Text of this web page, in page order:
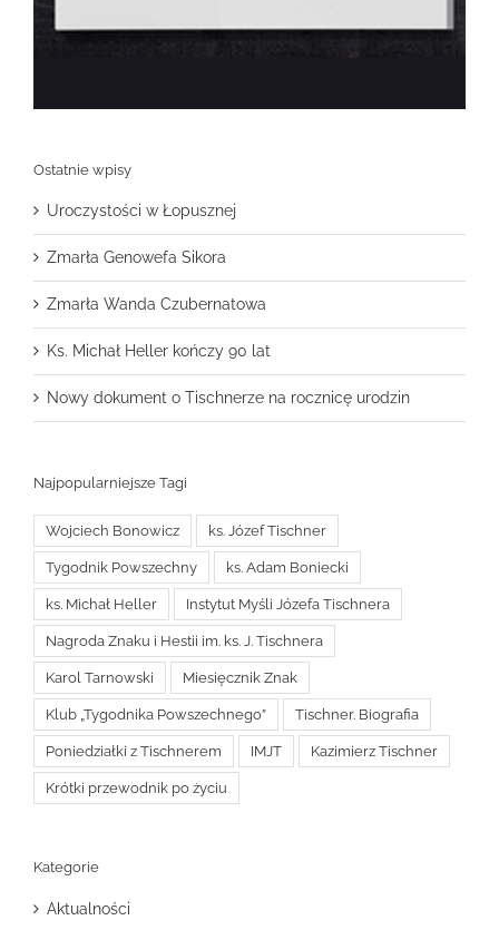
Ostatnie wpisy
Uroczystości w Łopusznej
Zmarła Genowefa Sikora
Zmarła Wanda Czubernatowa
Ks. Michał Heller kończy 90 lat
Nowy dokument o Tischnerze na rocznicę urodzin
Najpopularniejsze Tagi
Wojciech Bonowicz ks. Józef Tischner
Tygodnik Powszechny ks. Adam Boniecki
ks. Michał Heller Instytut Myśli Józefa Tischnera
Nagroda Znaku i Hestii im. ks. J. Tischnera
Karol Tarnowski Miesięcznik Znak
Klub „Tygodnika Powszechnego” Tischner. Biografia
Poniedziałki z Tischnerem IMJT Kazimierz Tischner
Krótki przewodnik po życiu
Kategorie
Aktualności